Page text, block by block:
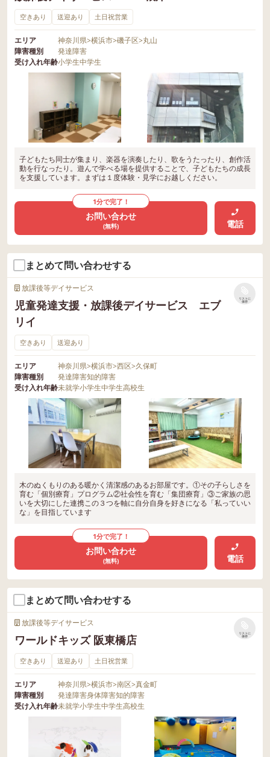
空きあり 送迎あり 土日祝営業
エリア 神奈川県>横浜市>磯子区>丸山
障害種別
発達障害
受け入れ年齢小学生中学生
子どもたち同士が集まり、楽器を演奏したり、歌をうたったり、創作活
動を行なったり。遊んで学べる場を提供することで、子どもたちの成長
を支援しています。まずは１度体験・見学にお越しください。
1分で完了！
お問い合わせ
(無料) 電話
まとめて問い合わせする
放課後等デイサービス
児童発達支援・放課後デイサービス エブ
リイ
リストに
保存
空きあり 送迎あり
エリア 神奈川県>横浜市>西区>久保町
障害種別
発達障害知的障害
受け入れ年齢未就学小学生中学生高校生
木のぬくもりのある暖かく清潔感のあるお部屋です。①その子らしさを
育む「個別療育」プログラム②社会性を育む「集団療育」③ご家族の思
いを大切にした連携この３つを軸に自分自身を好きになる「私っていい
な」を目指しています
1分で完了！
お問い合わせ
(無料) 電話
まとめて問い合わせする
放課後等デイサービス
ワールドキッズ 阪東橋店
リストに
保存
空きあり 送迎あり 土日祝営業
エリア 神奈川県>横浜市>南区>真金町
障害種別
発達障害身体障害知的障害
受け入れ年齢未就学小学生中学生高校生